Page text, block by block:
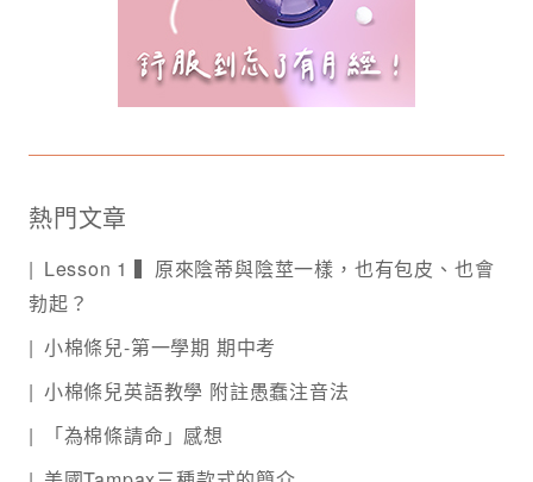
熱門文章
Lesson 1 ▍原來陰蒂與陰莖一樣，也有包皮、也會
勃起？
小棉條兒-第一學期 期中考
小棉條兒英語教學 附註愚蠢注音法
「為棉條請命」感想